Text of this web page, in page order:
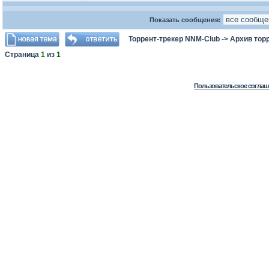
Показать сообщения:
Торрент-трекер NNM-Club -> Архив
Страница 1 из 1
Пользовательское